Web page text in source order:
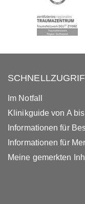
Im Notfall
Klinikguide von A
Informationen für
Informationen für
Meine gemerkten